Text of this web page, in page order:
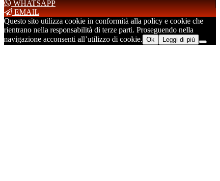
WHATSAPP
EMAIL
Questo sito utilizza cookie in conformità alla policy e cookie che
rientrano nella responsabilità di terze parti. Proseguendo nella
navigazione acconsenti all’utilizzo di cookie. Ok Leggi di più